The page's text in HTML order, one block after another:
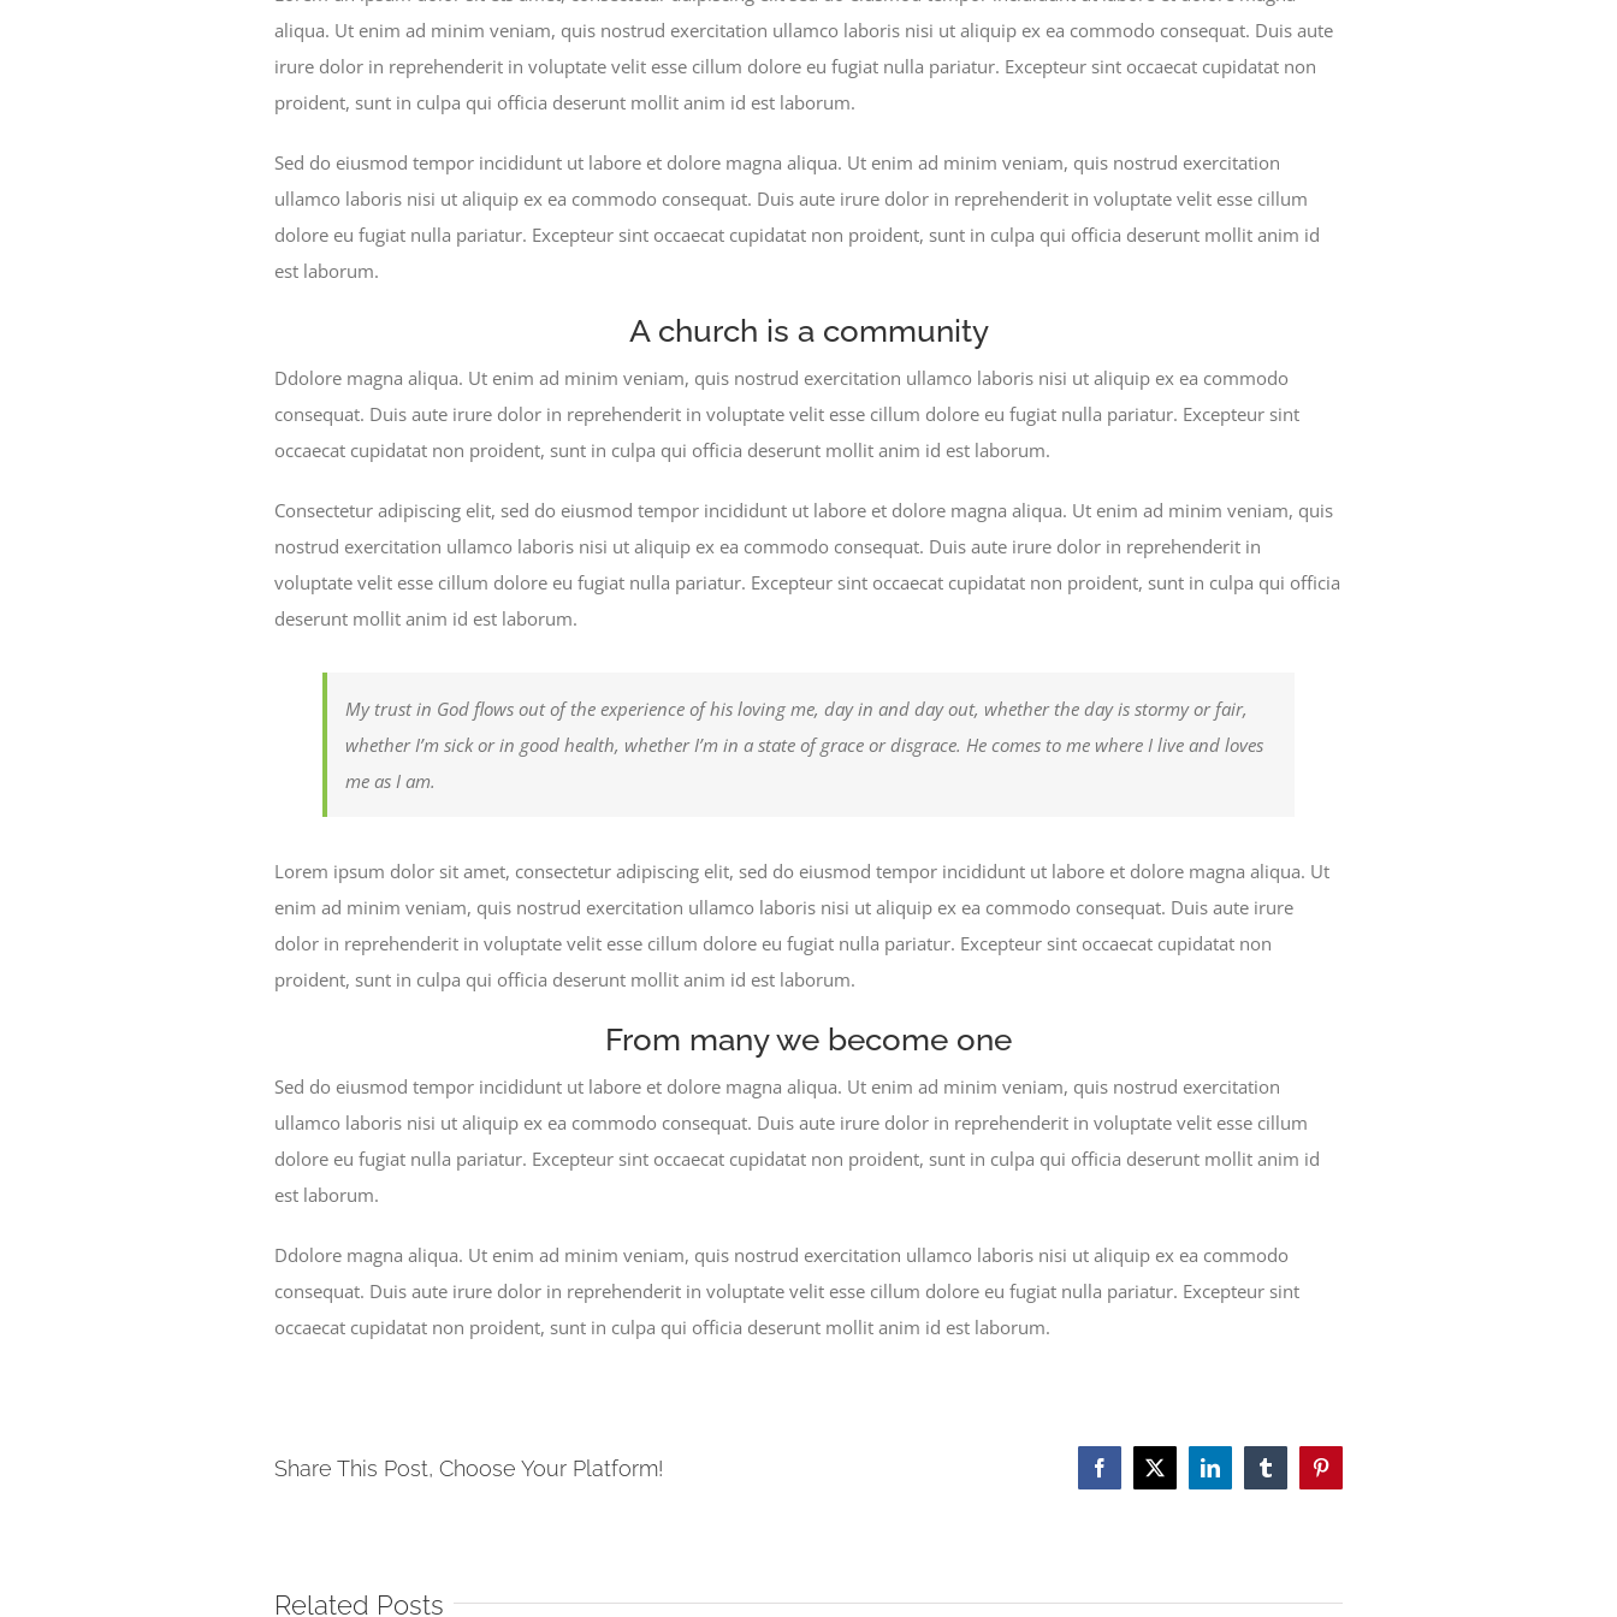
aliqua. Ut enim ad minim veniam, quis nostrud exercitation ullamco laboris nisi ut aliquip ex ea commodo consequat. Duis aute
irure dolor in reprehenderit in voluptate velit esse cillum dolore eu fugiat nulla pariatur. Excepteur sint occaecat cupidatat non
proident, sunt in culpa qui officia deserunt mollit anim id est laborum.
Sed do eiusmod tempor incididunt ut labore et dolore magna aliqua. Ut enim ad minim veniam, quis nostrud exercitation
ullamco laboris nisi ut aliquip ex ea commodo consequat. Duis aute irure dolor in reprehenderit in voluptate velit esse cillum
dolore eu fugiat nulla pariatur. Excepteur sint occaecat cupidatat non proident, sunt in culpa qui officia deserunt mollit anim id
est laborum.
A church is a community
Ddolore magna aliqua. Ut enim ad minim veniam, quis nostrud exercitation ullamco laboris nisi ut aliquip ex ea commodo
consequat. Duis aute irure dolor in reprehenderit in voluptate velit esse cillum dolore eu fugiat nulla pariatur. Excepteur sint
occaecat cupidatat non proident, sunt in culpa qui officia deserunt mollit anim id est laborum.
Consectetur adipiscing elit, sed do eiusmod tempor incididunt ut labore et dolore magna aliqua. Ut enim ad minim veniam, quis
nostrud exercitation ullamco laboris nisi ut aliquip ex ea commodo consequat. Duis aute irure dolor in reprehenderit in
voluptate velit esse cillum dolore eu fugiat nulla pariatur. Excepteur sint occaecat cupidatat non proident, sunt in culpa qui officia
deserunt mollit anim id est laborum.
My trust in God flows out of the experience of his loving me, day in and day out, whether the day is stormy or fair,
whether I’m sick or in good health, whether I’m in a state of grace or disgrace. He comes to me where I live and loves
me as I am.
Lorem ipsum dolor sit amet, consectetur adipiscing elit, sed do eiusmod tempor incididunt ut labore et dolore magna aliqua. Ut
enim ad minim veniam, quis nostrud exercitation ullamco laboris nisi ut aliquip ex ea commodo consequat. Duis aute irure
dolor in reprehenderit in voluptate velit esse cillum dolore eu fugiat nulla pariatur. Excepteur sint occaecat cupidatat non
proident, sunt in culpa qui officia deserunt mollit anim id est laborum.
From many we become one
Sed do eiusmod tempor incididunt ut labore et dolore magna aliqua. Ut enim ad minim veniam, quis nostrud exercitation
ullamco laboris nisi ut aliquip ex ea commodo consequat. Duis aute irure dolor in reprehenderit in voluptate velit esse cillum
dolore eu fugiat nulla pariatur. Excepteur sint occaecat cupidatat non proident, sunt in culpa qui officia deserunt mollit anim id
est laborum.
Ddolore magna aliqua. Ut enim ad minim veniam, quis nostrud exercitation ullamco laboris nisi ut aliquip ex ea commodo
consequat. Duis aute irure dolor in reprehenderit in voluptate velit esse cillum dolore eu fugiat nulla pariatur. Excepteur sint
occaecat cupidatat non proident, sunt in culpa qui officia deserunt mollit anim id est laborum.
Share This Post, Choose Your Platform! Facebook
X LinkedInTumblrPinterest
Related Posts